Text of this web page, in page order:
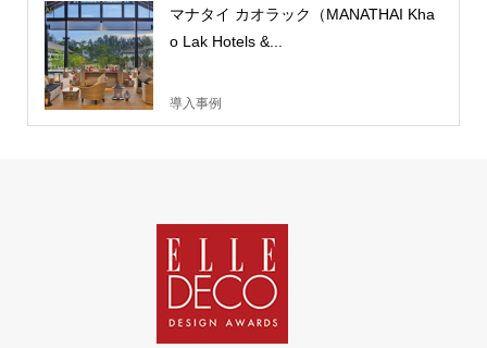
マナタイ カオラック（MANATHAI Kha
o Lak Hotels &...
導入事例